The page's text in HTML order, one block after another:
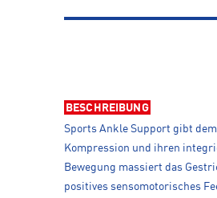
BESCHREIBUNG
Sports Ankle Support gibt
Kompression und ihren
Bewegung massiert das
positives sensomotorisches